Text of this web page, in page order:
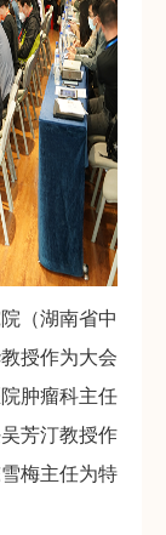
（湖南省中
授作为大会
肿瘤科主任
芳汀教授作
梅主任为特